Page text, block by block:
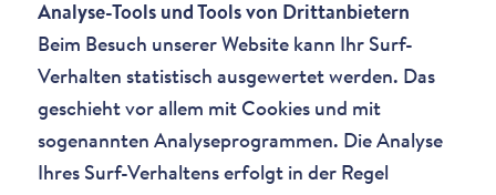
Analyse-Tools und Tools von Drittanbietern
Beim Besuch unserer Website kann Ihr Surf-
Verhalten statistisch ausgewertet werden. Das
geschieht vor allem mit Cookies und mit
sogenannten Analyseprogrammen. Die Analyse
Ihres Surf-Verhaltens erfolgt in der Regel